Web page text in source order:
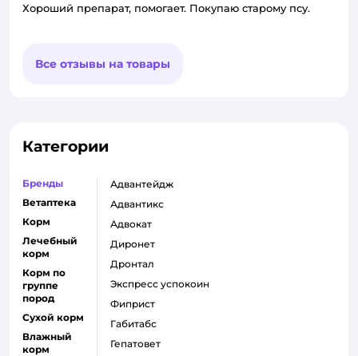
Хороший препарат, помогает. Покупаю старому псу.
Все отзывы на товары
Категории
Бренды
Ветаптека
Корм
Лечебный
корм
Корм по
группе
пород
Сухой корм
Влажный
корм
адвантейдж
адвантикс
адвокат
диронет
дронтал
экспресс успокоин
фиприст
габитабс
гепатовет